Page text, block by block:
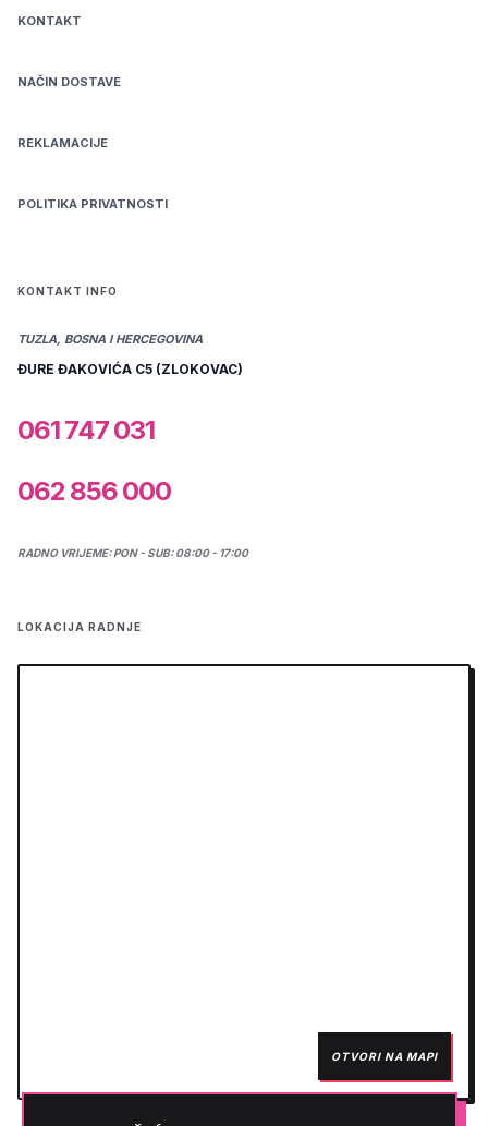
KONTAKT
NAČIN DOSTAVE
REKLAMACIJE
POLITIKA PRIVATNOSTI
KONTAKT INFO
TUZLA, BOSNA I HERCEGOVINA
ĐURE ĐAKOVIĆA C5 (ZLOKOVAC)
061 747 031
062 856 000
RADNO VRIJEME: PON - SUB: 08:00 - 17:00
LOKACIJA RADNJE
OTVORI NA MAPI